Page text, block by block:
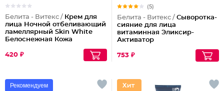
Белита - Витекс / Крем для
лица Ночной отбеливающий
ламеллярный Skin White
Белоснежная Кожа
420 ₽
(5)
Белита - Витекс / Сыворотка-
сияние для лица
витаминная Эликсир-
Активатор
753 ₽
Рекомендуем